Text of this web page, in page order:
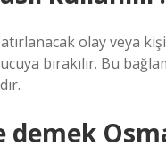
olay veya
bırakılır. Bu